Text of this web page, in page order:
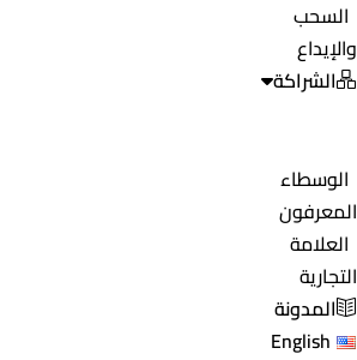
السحب
والإيداع
الشراكة
الوسطاء
المعرفون
العلامة
التجارية
المدونة
English